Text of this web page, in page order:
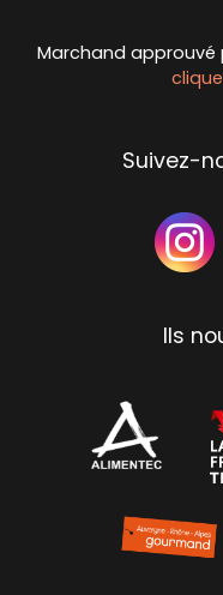
Marchand approuvé
Suivez-
Ils